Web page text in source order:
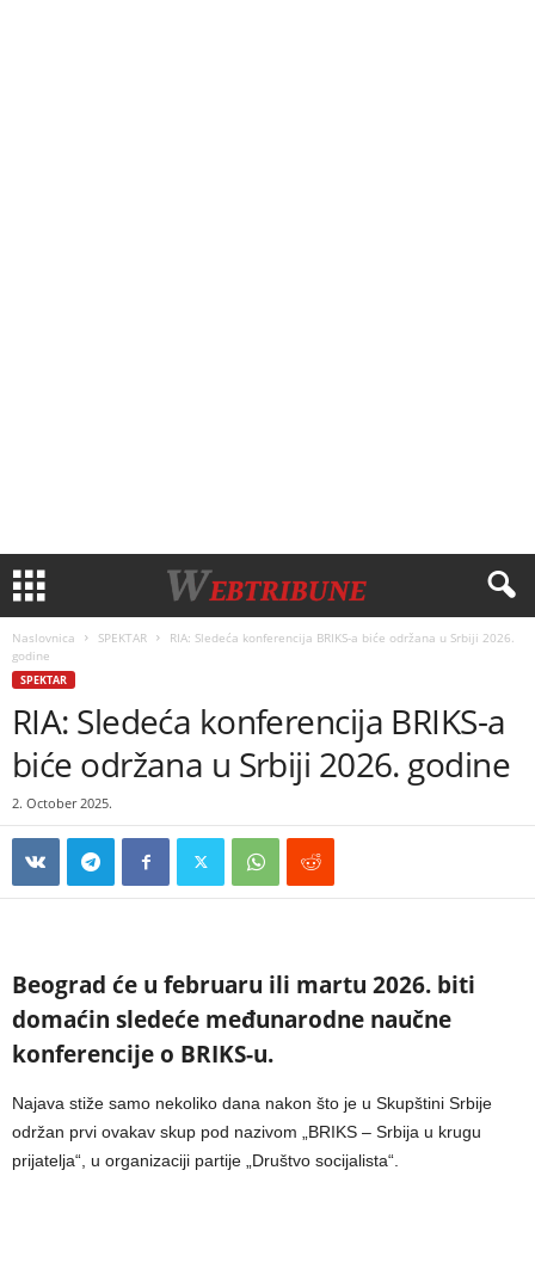
Naslovnica SPEKTAR
RIA: Sledeća konferencija BRIKS-a biće održana u Srbiji 2026.
godine
SPEKTAR
RIA: Sledeća konferencija BRIKS-a
biće održana u Srbiji 2026. godine
2. October 2025.
Beograd će u februaru ili martu 2026. biti
domaćin sledeće međunarodne naučne
konferencije o BRIKS-u.
Najava stiže samo nekoliko dana nakon što je u Skupštini Srbije
održan prvi ovakav skup pod nazivom „BRIKS – Srbija u krugu
prijatelja“, u organizaciji partije „Društvo socijalista“.